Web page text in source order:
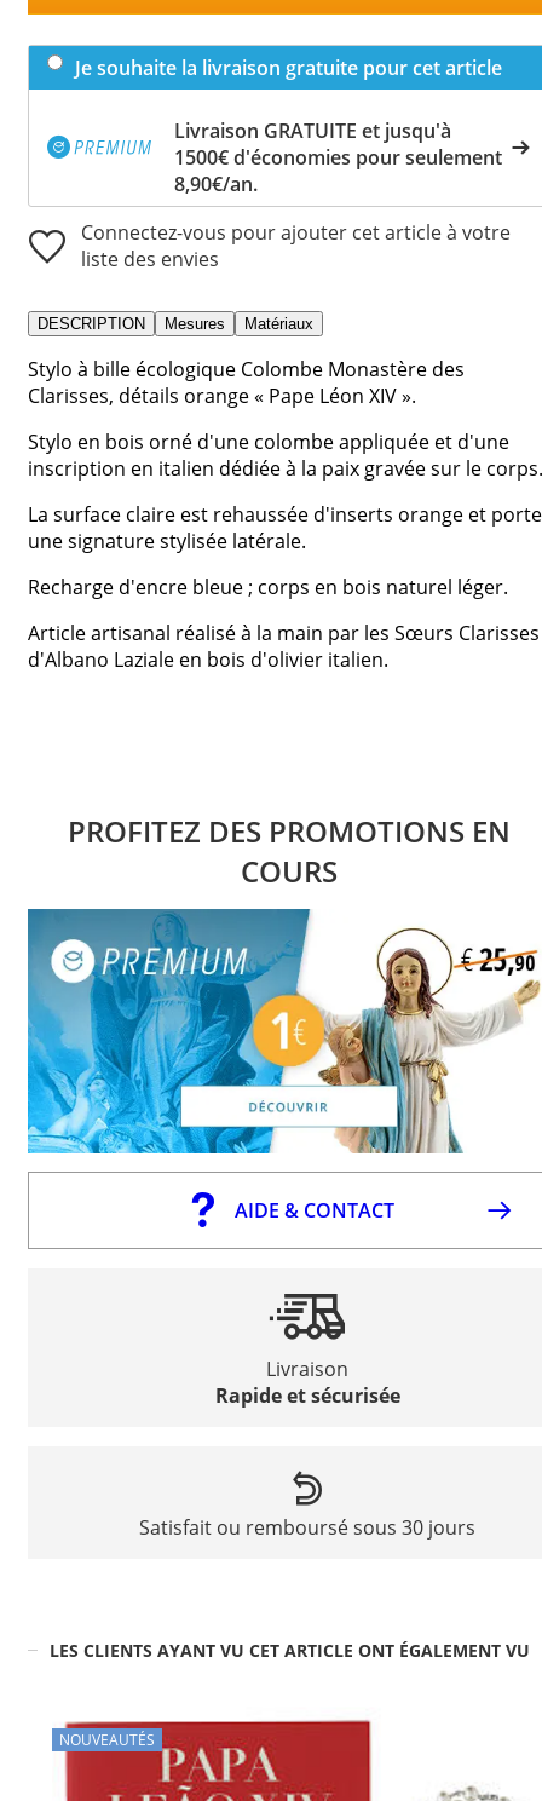
Je souhaite la livraison gratuite pour cet article
Livraison GRATUITE et jusqu'à
1500€ d'économies pour seulement
8,90€/an.
Connectez-vous pour ajouter cet article à votre
liste des envies
DESCRIPTION Mesures Matériaux
Stylo à bille écologique Colombe Monastère des
Clarisses, détails orange « Pape Léon XIV ».
Stylo en bois orné d'une colombe appliquée et d'une
inscription en italien dédiée à la paix gravée sur le corps.
La surface claire est rehaussée d'inserts orange et porte
une signature stylisée latérale.
Recharge d'encre bleue ; corps en bois naturel léger.
Article artisanal réalisé à la main par les Sœurs Clarisses
d'Albano Laziale en bois d'olivier italien.
PROFITEZ DES PROMOTIONS EN
COURS
AIDE & CONTACT
Livraison
Rapide et sécurisée
Satisfait ou remboursé sous 30 jours
LES CLIENTS AYANT VU CET ARTICLE ONT ÉGALEMENT VU
NOUVEAUTÉS